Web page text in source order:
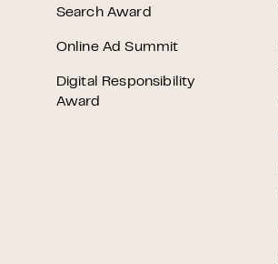
Search Award
Online Ad Summit
Digital Responsibility
Award